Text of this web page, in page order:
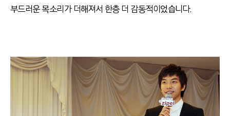
부드러운 목소리가 더해져서 한층 더 감동적이었습니다.